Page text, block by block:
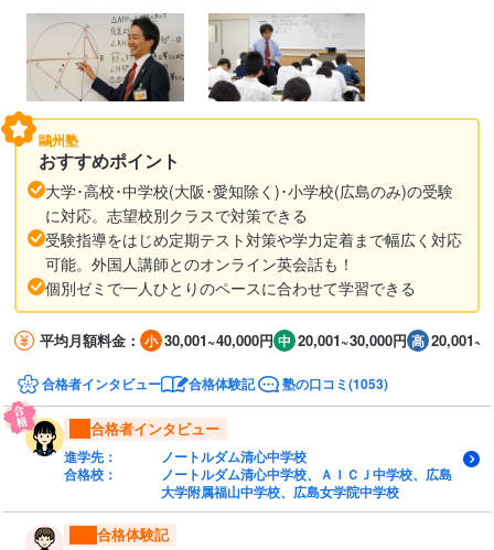
鷗州塾
おすすめポイント
大学･高校･中学校(大阪･愛知除く)･小学校(広島のみ)の受験
に対応。志望校別クラスで対策できる
受験指導をはじめ定期テスト対策や学力定着まで幅広く対応
可能。外国人講師とのオンライン英会話も！
個別ゼミで一人ひとりのペースに合わせて学習できる
平均月額料金： 30,001~40,000円 20,001~30,000円
合格者インタビュー 合格体験記 塾の口コミ(1053)
合格者インタビュー
進学先：
ノートルダム清心中学校
合格校：
ノートルダム清心中学校、ＡＩＣＪ中学校、広島
大学附属福山中学校、広島女学院中学校
合格体験記